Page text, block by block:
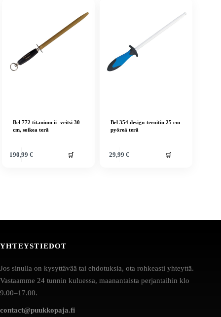
Bel 772 titanium ii -veitsi 30
cm, soikea terä
190,99€ 🛒
Bel 354 design-teroitin 25 cm
pyöreä terä
29,99 € 🛒
YHTEYSTIEDOT
Jos sinulla on kysyttävää tai ehdotuksia, ota rohkeasti yhteyttä.
Vastaamme 24 tunnin kuluessa, maanantaista perjantaihin klo
9.00–17.00.
contact@puukkopaja.fi